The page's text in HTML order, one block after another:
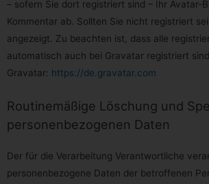
– sofern Sie dort registriert sind – Ihr Avatar-
Kommentar ab. Sollten Sie nicht registriert
angezeigt. Zu beachten ist, dass alle
automatisch auch bei Gravatar registriert
Gravatar: https://de.gravatar.com
Routinemäßige Löschung und
personenbezogenen Daten
Der für die Verarbeitung Verantwortliche
personenbezogene Daten der betroffenen
die betroffene Person einem
und maschinenlesbaren Format zu
außerdem das Recht, diese Daten
Verantwortlichen ohne Behinderung
Verantwortlichen, dem die
bereitgestellt wurden, zu übermitteln,
Verarbeitung auf der Einwilligung
GVO oder auf einem Vertrag gemäß
Buchstabe b DS-GVO beruht und
automatisierter Verfahren erfolgt,
nicht für die Wahrnehmung einer
öffentlicher Gewalt erfolgt, welche
übertragen wurde.